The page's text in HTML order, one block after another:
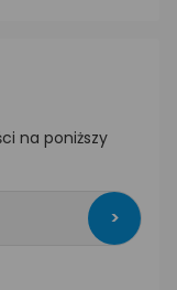
na poniższy
>